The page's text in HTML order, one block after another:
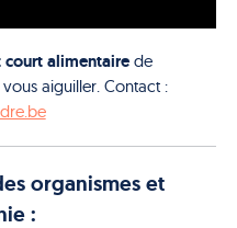
court alimentairede
aiguiller. Contact :
organismes et
: